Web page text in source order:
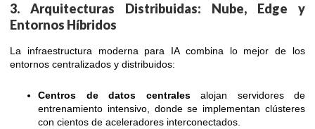
3. Arquitecturas Distribuidas: Nube, Edge y
Entornos Híbridos
La infraestructura moderna para IA combina lo mejor de los
entornos centralizados y distribuidos:
Centros de datos centralesalojan servidores de
entrenamiento intensivo, donde se implementan clústeres
con cientos de aceleradores interconectados.